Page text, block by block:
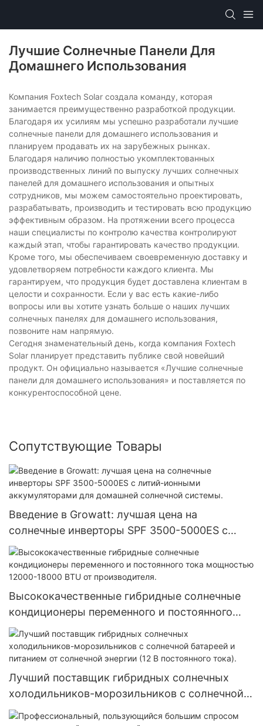
Лучшие Солнечные Панели Для
Домашнего Использования
Компания Foxtech Solar создала команду, которая
занимается преимущественно разработкой продукции.
Благодаря их усилиям мы успешно разработали лучшие
солнечные панели для домашнего использования и
планируем продавать их на зарубежных рынках.
Благодаря наличию полностью укомплектованных
производственных линий по выпуску лучших солнечных
панелей для домашнего использования и опытных
сотрудников, мы можем самостоятельно проектировать,
разрабатывать, производить и тестировать всю продукцию
эффективным образом. На протяжении всего процесса
наши специалисты по контролю качества контролируют
каждый этап, чтобы гарантировать качество продукции.
Кроме того, мы обеспечиваем своевременную доставку и
удовлетворяем потребности каждого клиента. Мы
гарантируем, что продукция будет доставлена ​​клиентам в
целости и сохранности. Если у вас есть какие-либо
вопросы или вы хотите узнать больше о наших лучших
солнечных панелях для домашнего использования,
позвоните нам напрямую.
Сегодня знаменательный день, когда компания Foxtech
Solar планирует представить публике свой новейший
продукт. Он официально называется «Лучшие солнечные
панели для домашнего использования» и поставляется по
конкурентоспособной цене.
Сопутствующие Товары
Введение в Growatt: лучшая цена на
солнечные инверторы SPF 3500-5000ES с
литий-ионными аккумуляторами для
домашней солнечной системы.
Высококачественные гибридные солнечные
кондиционеры переменного и постоянного
тока мощностью 12000-18000 BTU от
производителя.
Лучший поставщик гибридных солнечных
холодильников-морозильников с солнечной
батареей и питанием от солнечной энергии (12